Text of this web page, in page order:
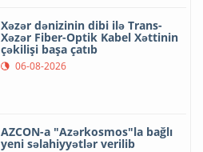
Xəzər dənizinin dibi ilə Trans-
Xəzər Fiber-Optik Kabel Xəttinin
çəkilişi başa çatıb
06-08-2026
AZCON-a "Azərkosmos"la bağlı
yeni səlahiyyətlər verilib